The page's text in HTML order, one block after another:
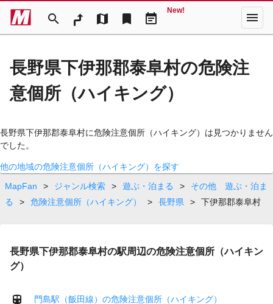
search map bookmark event_note
New! menu
長野県下伊那郡泰阜村の危険注
意個所（ハイキング）
長野県下伊那郡泰阜村に危険注意個所（ハイキング）は見つかりません
でした。
他の地域の危険注意個所（ハイキング）を探す
MapFan
> ジャンル検索 > 遊ぶ・泊まる >
その他 遊ぶ・泊ま
る
> 危険注意個所（ハイキング） > 長野県 > 下伊那郡泰阜村
長野県下伊那郡泰阜村の駅周辺の危険注意個所（ハイキン
グ）
門島駅（飯田線）の危険注意個所（ハイキング）